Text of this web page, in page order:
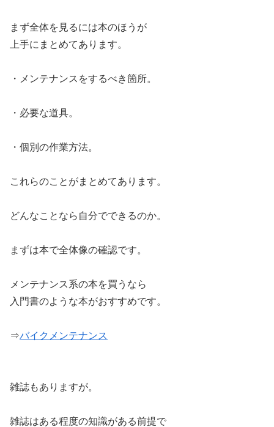
まず全体を見るには本のほうが
上手にまとめてあります。
・メンテナンスをするべき箇所。
・必要な道具。
・個別の作業方法。
これらのことがまとめてあります。
どんなことなら自分でできるのか。
まずは本で全体像の確認です。
メンテナンス系の本を買うなら
入門書のような本がおすすめです。
⇒バイクメンテナンス
雑誌もありますが。
雑誌はある程度の知識がある前提で